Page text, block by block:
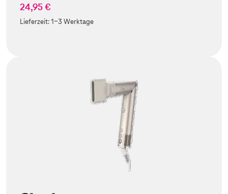
24,95 €
Lieferzeit:1-3 Werktage